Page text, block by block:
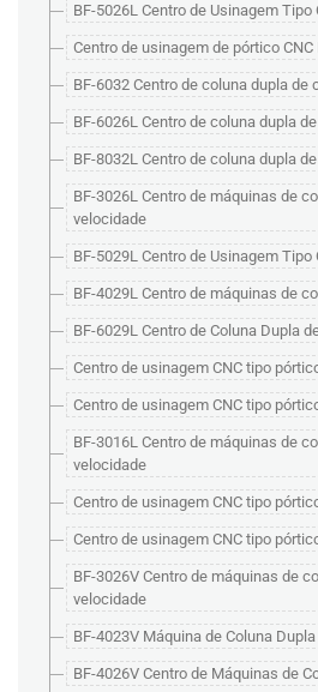
BF-5026L Centro de Usinagem Tipo
Centro de usinagem de pórtico CNC
BF-6032 Centro de coluna dupla de
BF-6026L Centro de coluna dupla
BF-8032L Centro de coluna dupla
BF-3026L Centro de máquinas de
velocidade
BF-5029L Centro de Usinagem Tipo
BF-4029L Centro de máquinas de
BF-6029L Centro de Coluna Dupla
Centro de usinagem CNC tipo
Centro de usinagem CNC tipo
BF-3016L Centro de máquinas de
velocidade
Centro de usinagem CNC tipo
Centro de usinagem CNC tipo
BF-3026V Centro de máquinas de
velocidade
BF-4023V Máquina de Coluna Dupla
BF-4026V Centro de Máquinas de